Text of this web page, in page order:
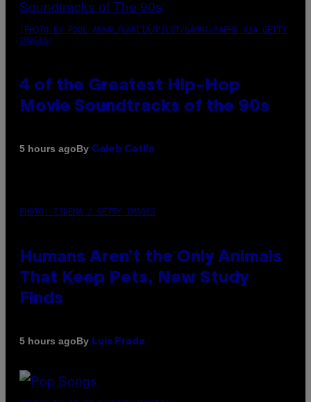
(PHOTO BY POOL ARNAL/GARCIA/PICOT/GAMMA-RAPHO VIA GETTY
IMAGES)
4 of the Greatest Hip-Hop
Movie Soundtracks of the 90s
5 hours agoBy Caleb Catlin
PHOTO: IJDEMA / GETTY IMAGES
Humans Aren’t the Only Animals
That Keep Pets, New Study
Finds
5 hours agoBy Luis Prada